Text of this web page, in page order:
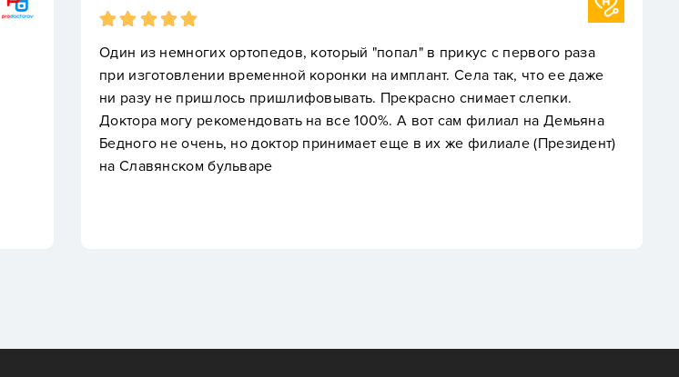
Один из немногих ортопедов, который "попал" в прикус с первого раза
при изготовлении временной коронки на имплант. Села так, что ее даже
ни разу не пришлось пришлифовывать. Прекрасно снимает слепки.
Доктора могу рекомендовать на все 100%. А вот сам филиал на Демьяна
Бедного не очень, но доктор принимает еще в их же филиале (Президент)
на Славянском бульваре
Недавно
все